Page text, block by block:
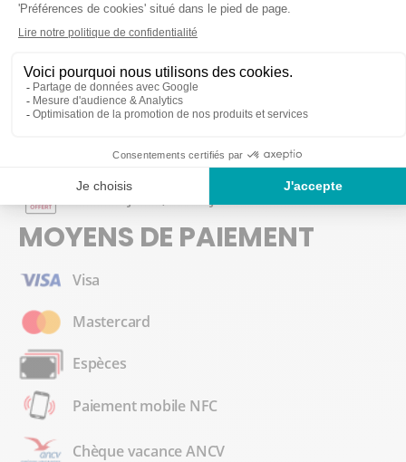
NOS SERVICES
MOYENS DE PAIEMENT
Visa
Mastercard
Espèces
Paiement mobile NFC
Chèque vacance ANCV